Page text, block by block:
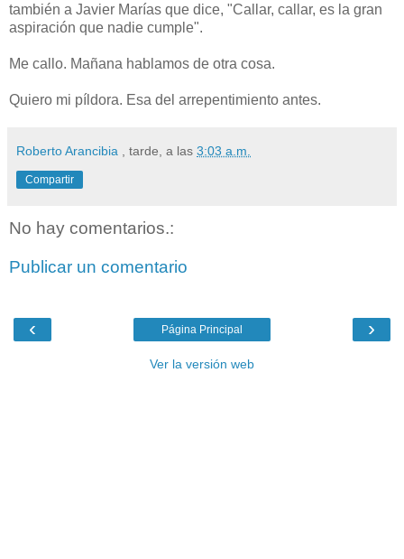
también a Javier Marías que dice, "Callar, callar, es la gran
aspiración que nadie cumple".
Me callo. Mañana hablamos de otra cosa.
Quiero mi píldora. Esa del arrepentimiento antes.
Roberto Arancibia , tarde, a las 3:03 a.m.
Compartir
No hay comentarios.:
Publicar un comentario
‹ ›
Página Principal
Ver la versión web